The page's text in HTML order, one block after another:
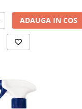
ADAUGA IN COS